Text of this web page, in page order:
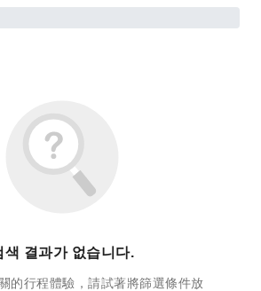
색 결과가 없습니다.
的行程體驗，請試著將篩選條件放